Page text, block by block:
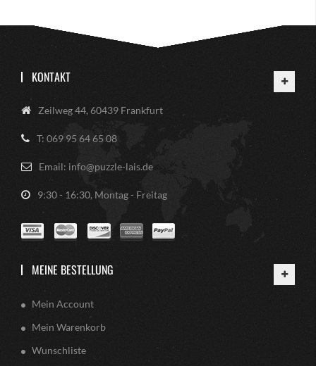
KONTAKT
Zeilweg 44, 60439 Frankfurt
T: 069 95 64 65 08
Email: info@puzzle-lais.de
9:30 - 16:30, Montag - Freitag
MEINE BESTELLUNG
Mein Account
Mein Warenkorb
Wunschliste